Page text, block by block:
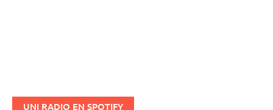
UNI RADIO EN SPOTIFY